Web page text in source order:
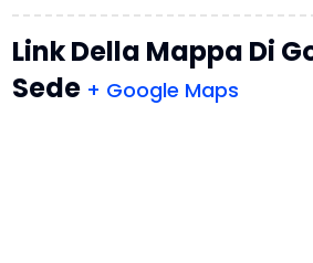
Link Della Mappa Di
Sede + Google Maps